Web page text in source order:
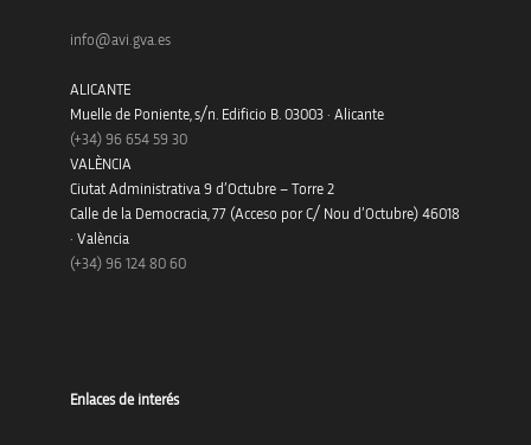
info@avi.gva.es
ALICANTE
Muelle de Poniente, s/n. Edificio B. 03003 · Alicante
(+34) 96 654 59 30
VALÈNCIA
Ciutat Administrativa 9 d’Octubre – Torre 2
Calle de la Democracia, 77 (Acceso por C/ Nou d’Octubre) 46018
· València
(+34) 96 124 80 60
Enlaces de interés